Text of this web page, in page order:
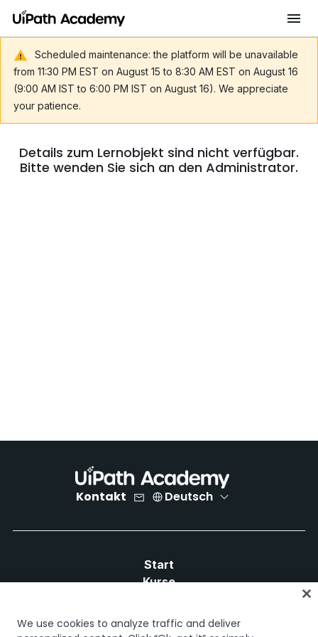
Scheduled maintenance: the platform will be unavailable
from 11:30 PM EST on August 15 to 8:30 AM EST on August 16
(9:00 AM IST to 6:00 PM IST on August 16). We appreciate
your patience.
Details zum Lernobjekt sind nicht verfügbar.
Bitte wenden Sie sich an den Administrator.
Kontakt Deutsch
Start
Kurse
Karrierewege
Zertifizierungen
We use cookies to analyze traffic and deliver